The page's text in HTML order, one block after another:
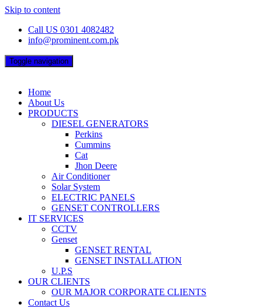
Skip to content
Call US 0301 4082482
info@prominent.com.pk
Toggle navigation
Home
About Us
PRODUCTS
DIESEL GENERATORS
Perkins
Cummins
Cat
Jhon Deere
Air Conditioner
Solar System
ELECTRIC PANELS
GENSET CONTROLLERS
IT SERVICES
CCTV
Genset
GENSET RENTAL
GENSET INSTALLATION
U.P.S
OUR CLIENTS
OUR MAJOR CORPORATE CLIENTS
Contact Us